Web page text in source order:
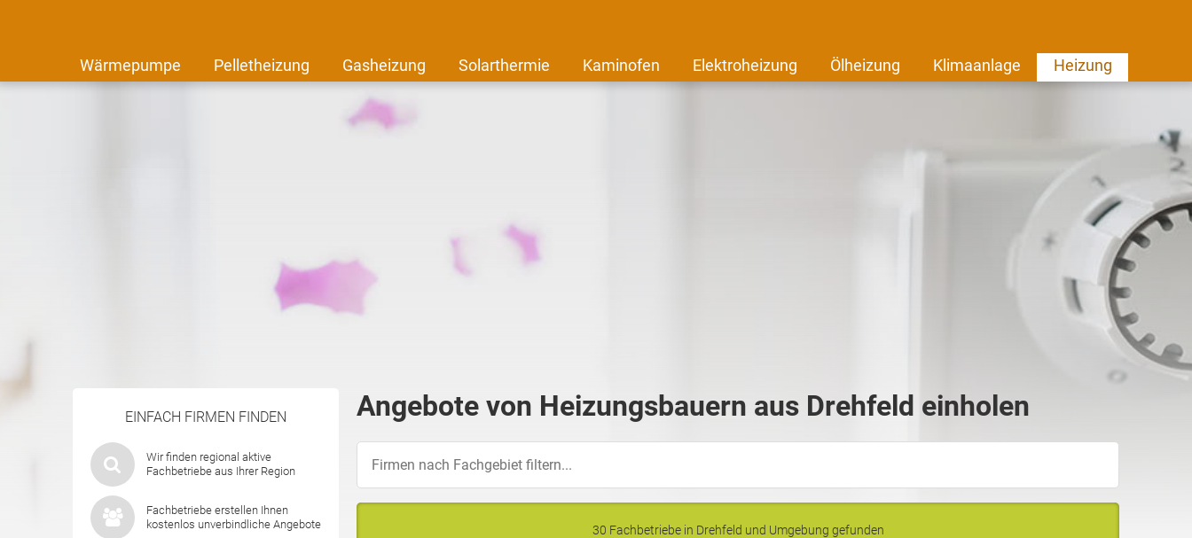
Wärmepumpe Pelletheizung Gasheizung Solarthermie Kaminofen Elektroheizung Ölheizung Klimaanlage Heizung
EINFACH FIRMEN FINDEN
Wir finden regional aktive
Fachbetriebe aus Ihrer Region
Fachbetriebe erstellen Ihnen
kostenlos unverbindliche Angebote
Angebote von Heizungsbauern aus Drehfeld einholen
30 Fachbetriebe in Drehfeld und Umgebung gefunden